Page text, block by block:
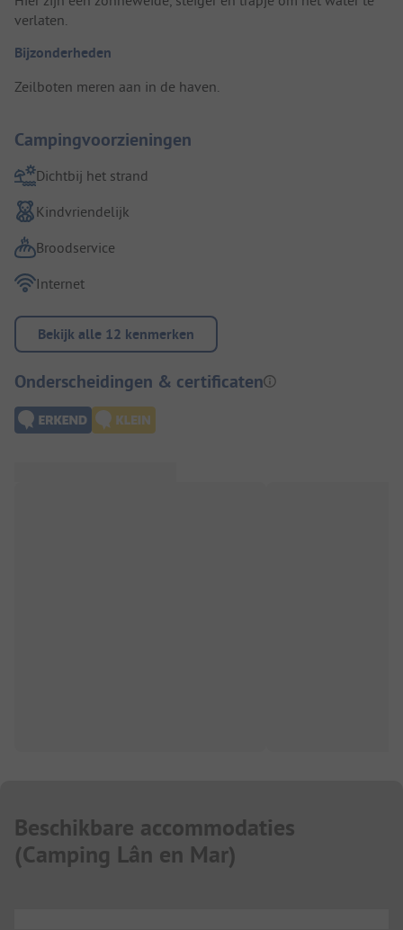
verlaten.
Bijzonderheden
Zeilboten meren aan in de haven.
Campingvoorzieningen
Dichtbij het strand
Kindvriendelijk
Broodservice
Internet
Bekijk alle 12 kenmerken
Onderscheidingen & certificaten
Beschikbare accommodaties
(Camping Lân en Mar)